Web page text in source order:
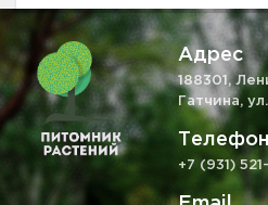
Адрес
188301,
Гатчина,
+7 (931)